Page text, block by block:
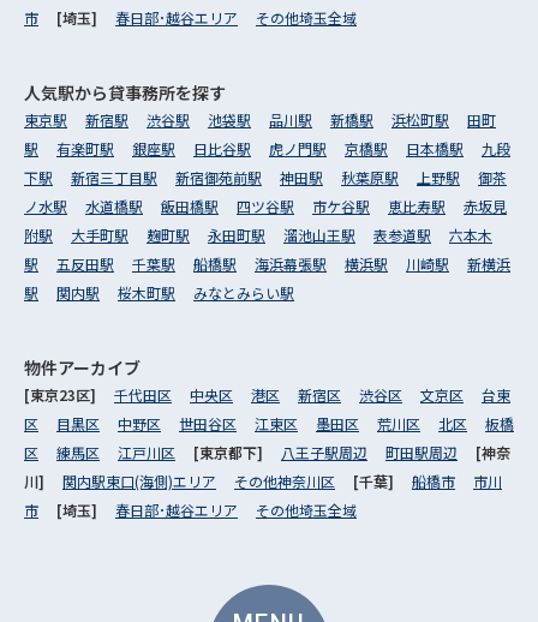
市
[埼玉] 春日部･越谷エリア その他埼玉全域
人気駅から貸事務所を探す
東京駅 新宿駅 渋谷駅 池袋駅 品川駅 新橋駅 浜松町駅
田町
駅
有楽町駅 銀座駅 日比谷駅 虎ノ門駅 京橋駅 日本橋駅
九段
下駅
新宿三丁目駅 新宿御苑前駅 神田駅 秋葉原駅 上野駅
御茶
ノ水駅
水道橋駅 飯田橋駅 四ツ谷駅 市ケ谷駅 恵比寿駅
赤坂見
附駅
大手町駅 麹町駅 永田町駅 溜池山王駅 表参道駅
六本木
駅
五反田駅 千葉駅 船橋駅 海浜幕張駅 横浜駅 川崎駅
新横浜
駅
関内駅 桜木町駅 みなとみらい駅
物件アーカイブ
[東京23区] 千代田区 中央区 港区 新宿区 渋谷区 文京区
台東
区
目黒区 中野区 世田谷区 江東区 墨田区 荒川区 北区
板橋
区
練馬区 江戸川区 [東京都下] 八王子駅周辺 町田駅周辺
[神奈
川] 関内駅東口(海側)エリア その他神奈川区 [千葉] 船橋市
市川
市
[埼玉] 春日部･越谷エリア その他埼玉全域